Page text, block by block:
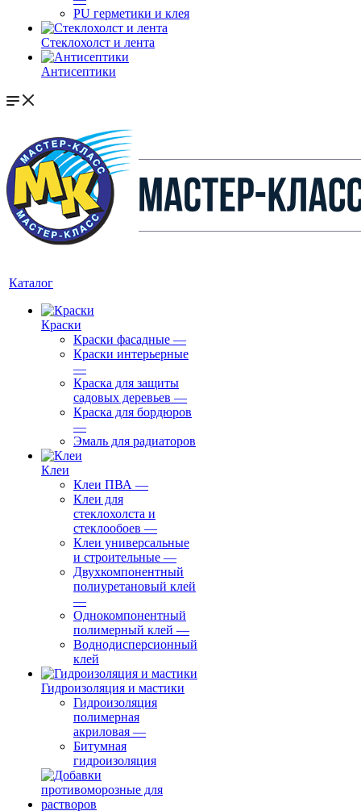
PU герметики и клея
Стеклохолст и лента
Антисептики
Каталог
Краски
Краски фасадные —
Краски интерьерные
—
Краска для защиты
садовых деревьев —
⁠Краска для бордюров
—
Эмаль для радиаторов
Клеи
Клеи ПВА —
Клеи для
стеклохолста и
стеклообоев —
Клеи универсальные
и строительные —
Двухкомпонентный
полиуретановый клей
—
Однокомпонентный
полимерный клей —
Воднодисперсионный
клей
Гидроизоляция и мастики
Гидроизоляция
полимерная
акриловая —
Битумная
гидроизоляция